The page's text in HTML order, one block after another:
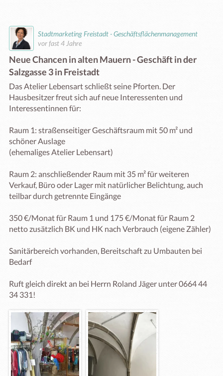
Stadtmarketing Freistadt - Geschäftsflächenmanagement
vor fast 4 Jahre
Neue Chancen in alten Mauern - Geschäft in der
Salzgasse 3 in Freistadt
Das Atelier Lebensart schließt seine Pforten. Der
Hausbesitzer freut sich auf neue Interessenten und
Interessentinnen für:
Raum 1: straßenseitiger Geschäftsraum mit 50 m² und
schöner Auslage
(ehemaliges Atelier Lebensart)
Raum 2: anschließender Raum mit 35 m² für weiteren
Verkauf, Büro oder Lager mit natürlicher Belichtung, auch
teilbar durch getrennte Eingänge
350 €/Monat für Raum 1 und 175 €/Monat für Raum 2
netto zusätzlich BK und HK nach Verbrauch (eigene Zähler)
Sanitärbereich vorhanden, Bereitschaft zu Umbauten bei
Bedarf
Ruft gleich direkt an bei Herrn Roland Jäger unter 0664 44
34 331!